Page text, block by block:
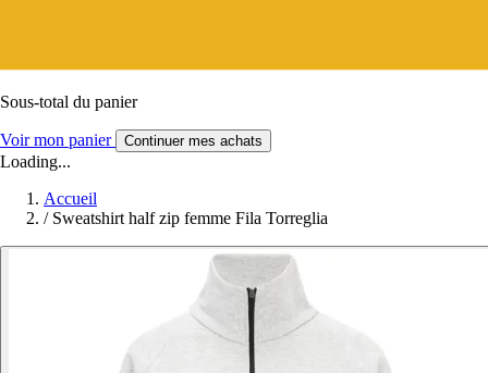
Sous-total du panier
Voir mon panier Continuer mes achats
Loading...
Accueil
/ Sweatshirt half zip femme Fila Torreglia